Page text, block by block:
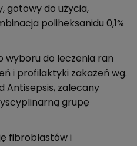
gotowy do użycia,
poliheksanidu 0,1%
wyboru do leczenia ran
i profilaktyki zakażeń wg.
Antisepsis, zalecany
grupę
fibroblastów i